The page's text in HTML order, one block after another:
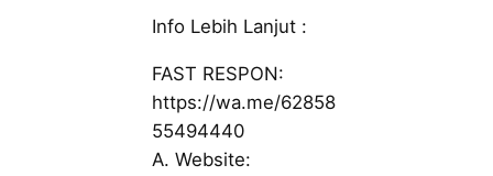
Info Lebih Lanjut :
FAST RESPON:
https://wa.me/62858
55494440
A. Website: